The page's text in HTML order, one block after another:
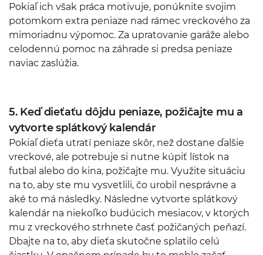
Pokiaľ ich však práca motivuje, ponúknite svojim
potomkom extra peniaze nad rámec vreckového za
mimoriadnu výpomoc. Za upratovanie garáže alebo
celodennú pomoc na záhrade si predsa peniaze
naviac zaslúžia.
5. Keď dieťaťu dôjdu peniaze, požičajte mu a
vytvorte splátkový kalendár
Pokiaľ dieťa utratí peniaze skôr, než dostane ďalšie
vreckové, ale potrebuje si nutne kúpiť lístok na
futbal alebo do kina, požičajte mu. Využite situáciu
na to, aby ste mu vysvetlili, čo urobil nesprávne a
aké to má následky. Následne vytvorte splátkový
kalendár na niekoľko budúcich mesiacov, v ktorých
mu z vreckového strhnete časť požičaných peňazí.
Dbajte na to, aby dieťa skutočne splatilo celú